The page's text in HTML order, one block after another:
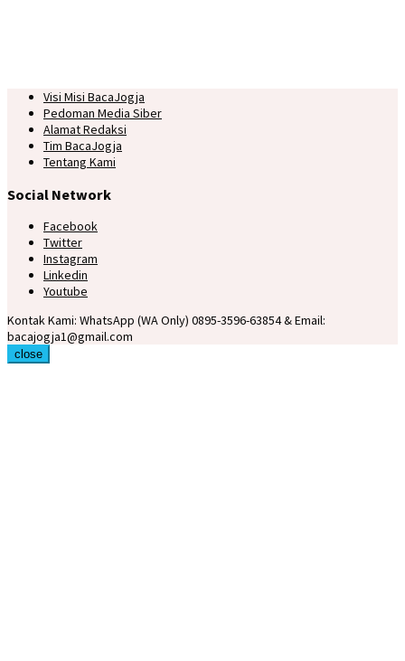
Visi Misi BacaJogja
Pedoman Media Siber
Alamat Redaksi
Tim BacaJogja
Tentang Kami
Social Network
Facebook
Twitter
Instagram
Linkedin
Youtube
Kontak Kami: WhatsApp (WA Only) 0895-3596-63854 & Email:
bacajogja1@gmail.com
close